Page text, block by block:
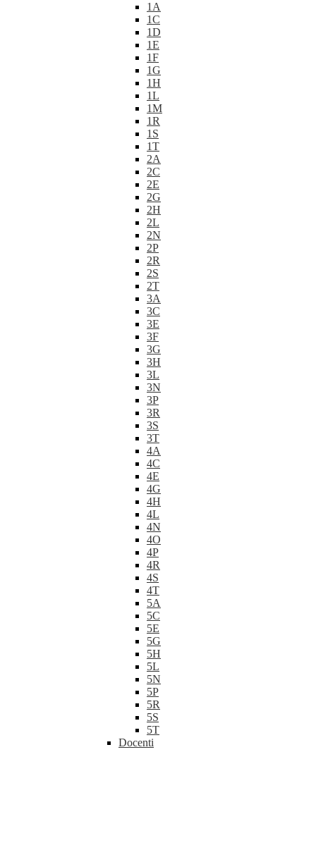
1A
1C
1D
1E
1F
1G
1H
1L
1M
1R
1S
1T
2A
2C
2E
2G
2H
2L
2N
2P
2R
2S
2T
3A
3C
3E
3F
3G
3H
3L
3N
3P
3R
3S
3T
4A
4C
4E
4G
4H
4L
4N
4O
4P
4R
4S
4T
5A
5C
5E
5G
5H
5L
5N
5P
5R
5S
5T
Docenti